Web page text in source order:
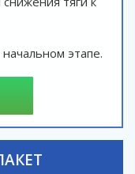
этапе.